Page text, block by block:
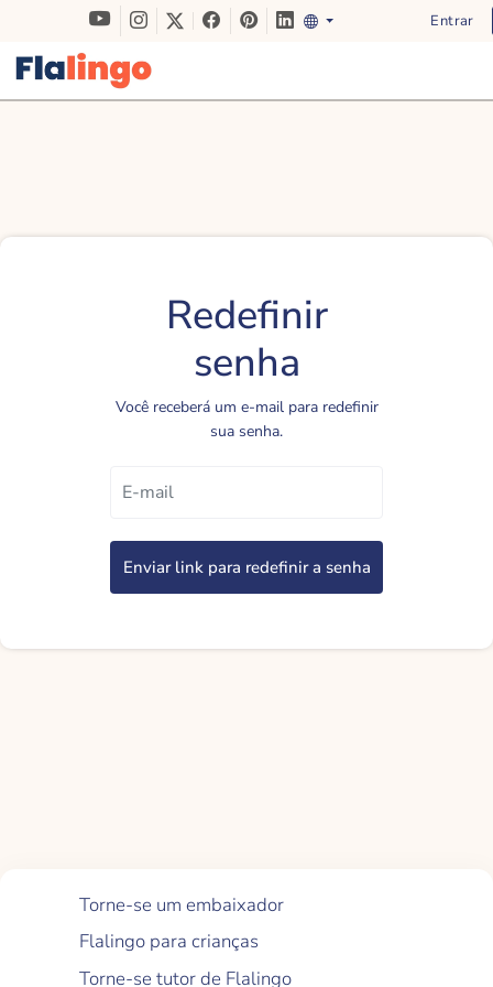
Entrar
Redefinir
senha
Você receberá um e-mail para redefinir
sua senha.
Enviar link para redefinir a senha
Torne-se um embaixador
Flalingo para crianças
Torne-se tutor de Flalingo